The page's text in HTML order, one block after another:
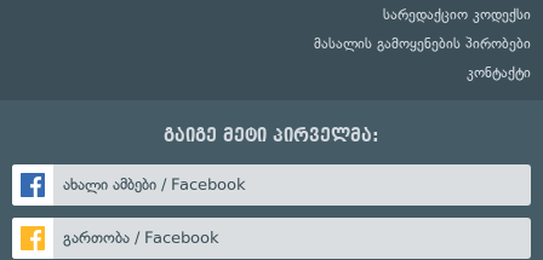
სარედაქციო კოდექსი
მასალის გამოყენების პირობები
კონტაქტი
გაიგე მეტი პირველმა:
ახალი ამბები / Facebook
გართობა / Facebook